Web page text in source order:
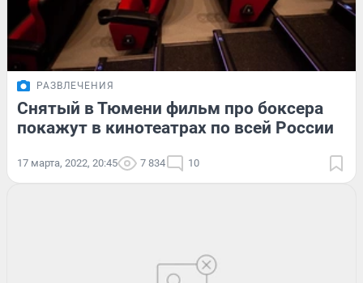
РАЗВЛЕЧЕНИЯ
Снятый в Тюмени фильм про боксера
покажут в кинотеатрах по всей России
17 марта, 2022, 20:45 7 834 10